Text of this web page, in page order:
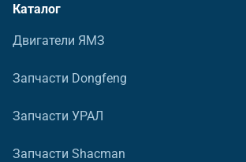
Каталог
Двигатели ЯМЗ
Запчасти Dongfeng
Запчасти УРАЛ
Запчасти Shacman